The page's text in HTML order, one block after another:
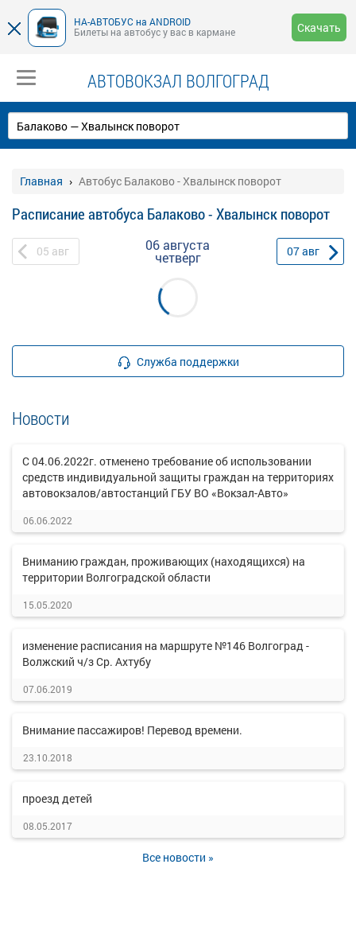
НА-АВТОБУС на ANDROID
Билеты на автобус у вас в кармане
Скачать
АВТОВОКЗАЛ ВОЛГОГРАД
Главная Автобус Балаково - Хвалынск поворот
Расписание автобуса Балаково - Хвалынск поворот
05 авг 06 августа
четверг 07авг
Служба поддержки
Новости
С 04.06.2022г. отменено требование об использовании
средств индивидуальной защиты граждан на территориях
автовокзалов/автостанций ГБУ ВО «Вокзал-Авто»
06.06.2022
Вниманию граждан, проживающих (находящихся) на
территории Волгоградской области
15.05.2020
изменение расписания на маршруте №146 Волгоград -
Волжский ч/з Ср. Ахтубу
07.06.2019
Внимание пассажиров! Перевод времени.
23.10.2018
проезд детей
08.05.2017
Все новости »